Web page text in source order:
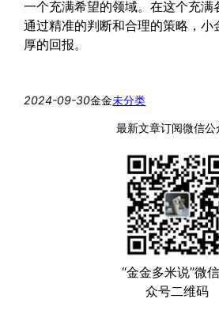
一个充满希望的领域。在这个充满
通过精准的判断和合理的策略，小
厚的回报。
2024-09-30金金未分类
最新文章订阅微信公
“金金多米说”微
众号二维码